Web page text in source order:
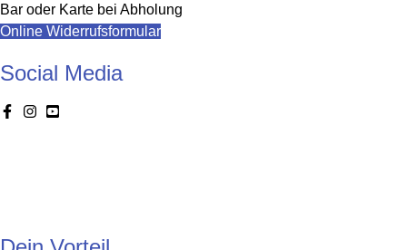
Bar oder Karte bei Abholung
Online Widerrufsformular
Social Media